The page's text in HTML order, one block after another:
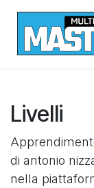
Livelli
di antonio
nella